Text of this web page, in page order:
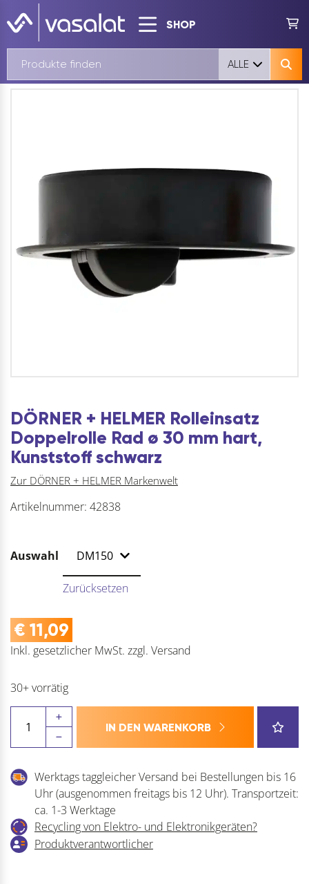
SHOP
ALLE
DÖRNER + HELMER Rolleinsatz
Doppelrolle Rad ø 30 mm hart,
Kunststoff schwarz
Zur DÖRNER + HELMER Markenwelt
Artikelnummer: 42838
Auswahl
Zurücksetzen
€ 11,09
Inkl. gesetzlicher MwSt. zzgl. Versand
30+ vorrätig
HELMER
Doppelrolle
Kunststoff
Menge
IN DEN WARENKORB
Werktags taggleicher Versand bei Bestellungen bis 16
Uhr (ausgenommen freitags bis 12 Uhr). Transportzeit:
ca. 1-3 Werktage
Recycling von Elektro- und Elektronikgeräten?
Produktverantwortlicher